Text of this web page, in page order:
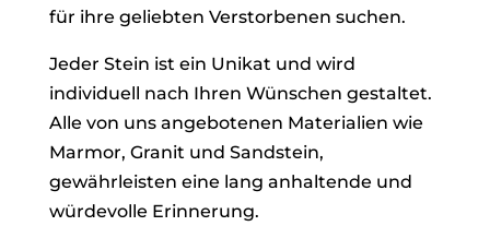
für ihre geliebten Verstorbenen suchen.
Jeder Stein ist ein Unikat und wird
individuell nach Ihren Wünschen gestaltet.
Alle von uns angebotenen Materialien wie
Marmor, Granit und Sandstein,
gewährleisten eine lang anhaltende und
würdevolle Erinnerung.